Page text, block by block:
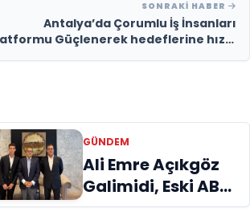
SONRAKI HABER
Antalya’da Çorumlu İş İnsanları
Güçlenerek hedeflerine hızla
GÜNDEM
Ali Emre Açıkgöz
Galimidi, Eski AB
Bakanı ve